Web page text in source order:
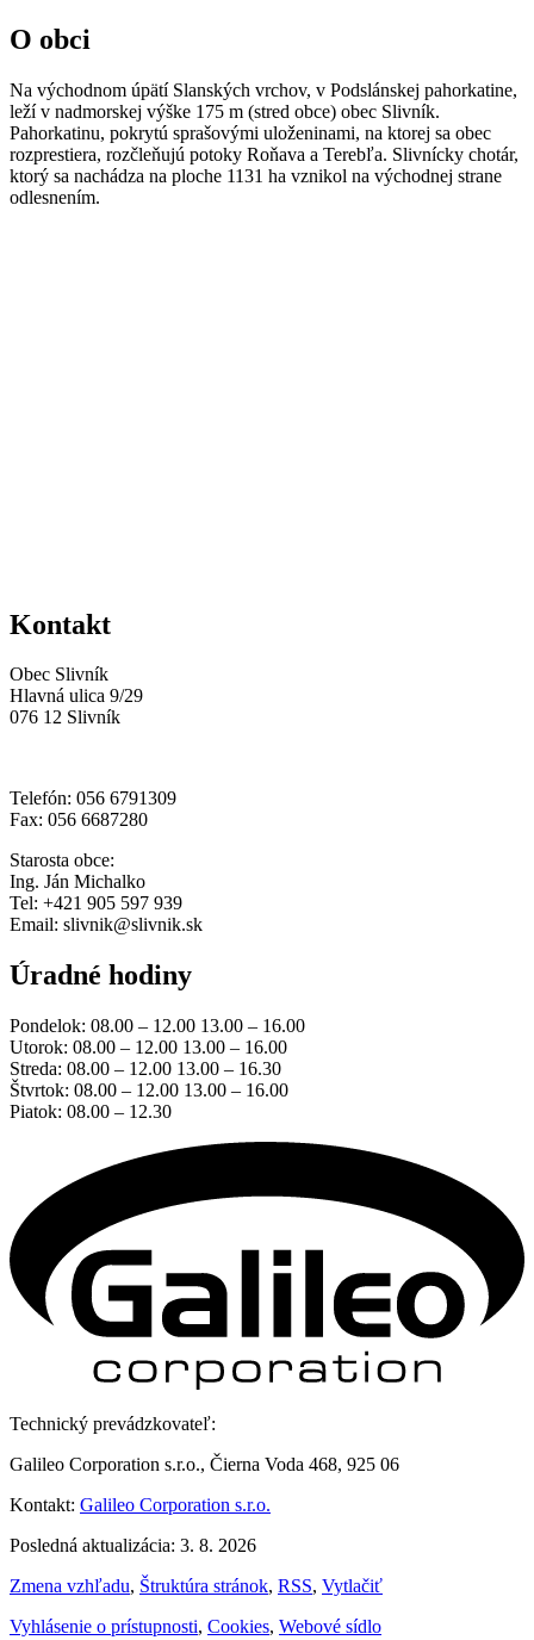
O obci
Na východnom úpätí Slanských vrchov, v Podslánskej pahorkatine,
leží v nadmorskej výške 175 m (stred obce) obec Slivník.
Pahorkatinu, pokrytú sprašovými uloženinami, na ktorej sa obec
rozprestiera, rozčleňujú potoky Roňava a Terebľa. Slivnícky chotár,
ktorý sa nachádza na ploche 1131 ha vznikol na východnej strane
odlesnením.
Kontakt
Obec Slivník
Hlavná ulica 9/29
076 12 Slivník
Telefón: 056 6791309
Fax: 056 6687280
Starosta obce:
Ing. Ján Michalko
Tel: +421 905 597 939
Email: slivnik@slivnik.sk
Úradné hodiny
Pondelok: 08.00 – 12.00 13.00 – 16.00
Utorok: 08.00 – 12.00 13.00 – 16.00
Streda: 08.00 – 12.00 13.00 – 16.30
Štvrtok: 08.00 – 12.00 13.00 – 16.00
Piatok: 08.00 – 12.30
Technický prevádzkovateľ:
Galileo Corporation s.r.o., Čierna Voda 468, 925 06
Kontakt: Galileo Corporation s.r.o.
Posledná aktualizácia: 3. 8. 2026
Zmena vzhľadu, Štruktúra stránok, RSS, Vytlačiť
Vyhlásenie o prístupnosti, Cookies, Webové sídlo